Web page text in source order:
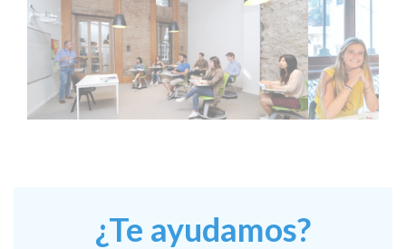
¿Te ayudamos?